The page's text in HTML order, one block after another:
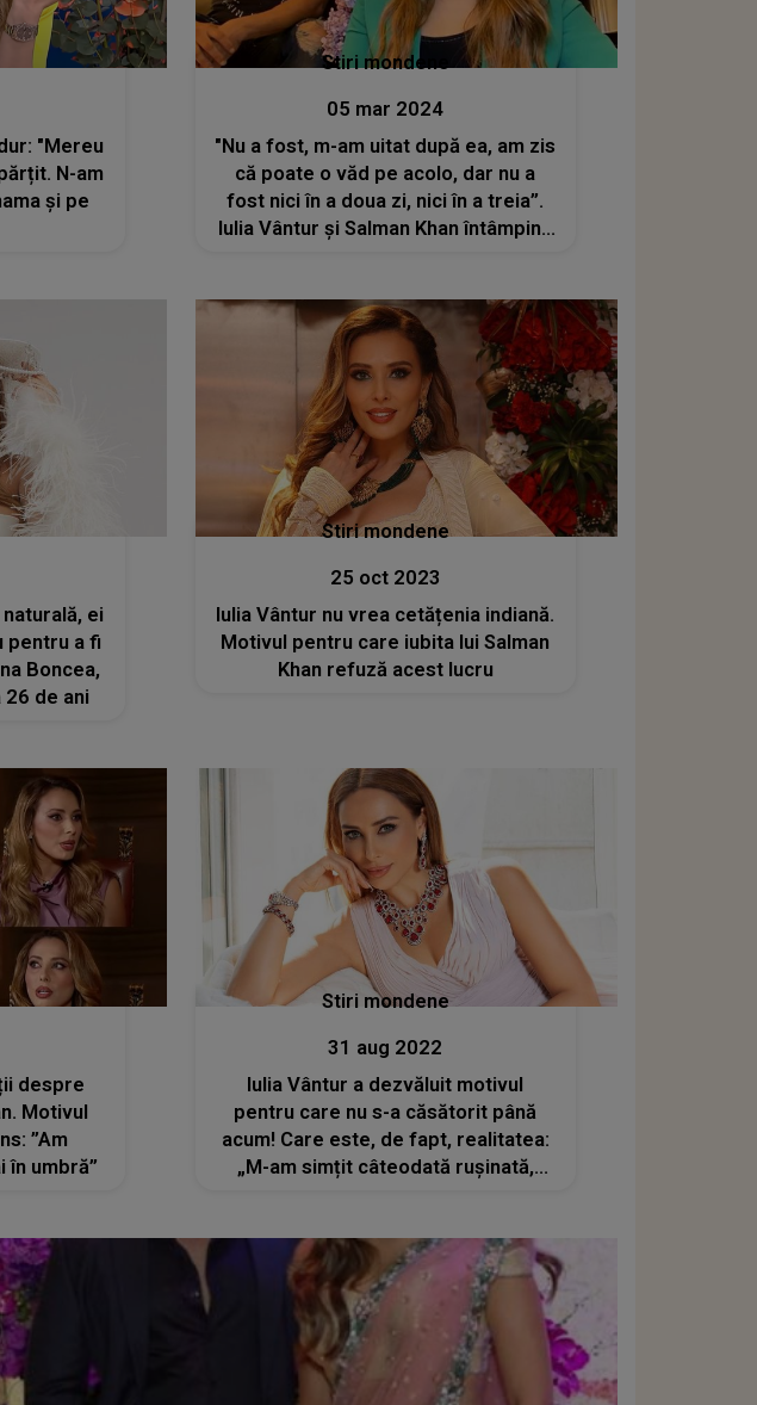
"Mereu
N-am
și pe
Stiri mondene
05 mar 2024
"Nu a fost, m-am uitat după ea, am zis
că poate o văd pe acolo, dar nu a
fost nici în a doua zi, nici în a treia”.
Iulia Vântur și Salman Khan întâmpină
om din India fără partenera
ei
pentru a fi
Boncea,
de ani
Stiri mondene
25 oct 2023
Iulia Vântur nu vrea cetățenia indiană.
Motivul pentru care iubita lui Salman
Khan refuză acest lucru
despre
Motivul
”Am
în umbră”
Stiri mondene
31 aug 2022
Iulia Vântur a dezvăluit motivul
pentru care nu s-a căsătorit până
acum! Care este, de fapt, realitatea:
„M-am simțit câteodată rușinată,